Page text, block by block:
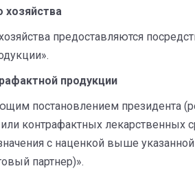
хозяйства
предоставляются
продукции
постановлением президента
контрафактных лекарственных
с наценкой выше
партнер)».